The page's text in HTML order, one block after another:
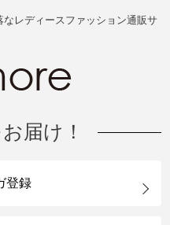
レディースファッション通販サ
届け！
登録